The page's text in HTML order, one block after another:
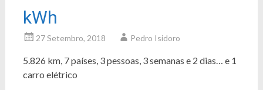
kWh
27 Setembro, 2018 Pedro Isidoro
5.826 km, 7 países, 3 pessoas, 3 semanas e 2 dias… e 1
carro elétrico